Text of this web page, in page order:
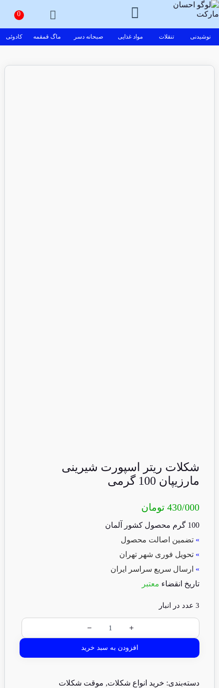
نوشیدنی تنقلات مواد غذایی صبحانه دسر ماگ قمقمه کادوئی
شکلات ریتر اسپورت شیرینی
مارزیپان 100 گرمی
430/000 تومان
100 گرم محصول کشور آلمان
» تضمین اصالت محصول
» تحویل فوری شهر تهران
» ارسال سریع سراسر ایران
تاریخ انقضاء معتبر
3 عدد در انبار
افزودن به سبد خرید
دسته‌بندی: خرید انواع شکلات, موقت شکلات